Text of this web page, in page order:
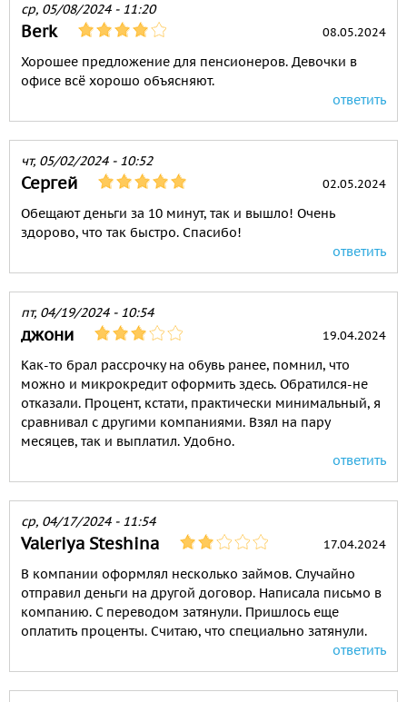
ср, 05/08/2024 - 11:20
Berk 08.05.2024
Хорошее предложение для пенсионеров. Девочки в
офисе всё хорошо объясняют.
ответить
чт, 05/02/2024 - 10:52
Сергей 02.05.2024
Обещают деньги за 10 минут, так и вышло! Очень
здорово, что так быстро. Спасибо!
ответить
пт, 04/19/2024 - 10:54
джони 19.04.2024
Как-то брал рассрочку на обувь ранее, помнил, что
можно и микрокредит оформить здесь. Обратился-не
отказали. Процент, кстати, практически минимальный, я
сравнивал с другими компаниями. Взял на пару
месяцев, так и выплатил. Удобно.
ответить
ср, 04/17/2024 - 11:54
Valeriya Steshina 17.04.2024
В компании оформлял несколько займов. Случайно
отправил деньги на другой договор. Написала письмо в
компанию. С переводом затянули. Пришлось еще
оплатить проценты. Считаю, что специально затянули.
ответить